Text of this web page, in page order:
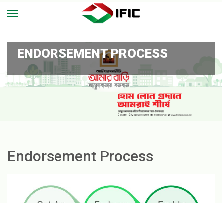
ENDORSEMENT PROCESS
Endorsement Process